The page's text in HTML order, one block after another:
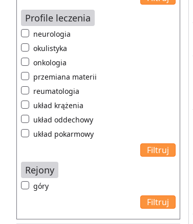
Profile leczenia
neurologia
okulistyka
onkologia
przemiana materii
reumatologia
układ krążenia
układ oddechowy
układ pokarmowy
Rejony
góry